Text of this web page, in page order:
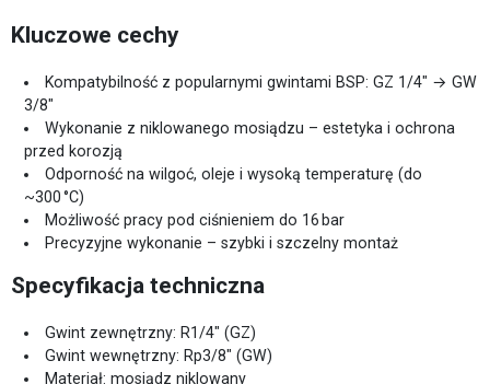
Kluczowe cechy
Kompatybilność z popularnymi gwintami BSP: GZ 1/4" → GW
3/8"
Wykonanie z niklowanego mosiądzu – estetyka i ochrona
przed korozją
Odporność na wilgoć, oleje i wysoką temperaturę (do
~300 °C)
Możliwość pracy pod ciśnieniem do 16 bar
Precyzyjne wykonanie – szybki i szczelny montaż
Specyfikacja techniczna
Gwint zewnętrzny: R1/4" (GZ)
Gwint wewnętrzny: Rp3/8" (GW)
Materiał: mosiądz niklowany